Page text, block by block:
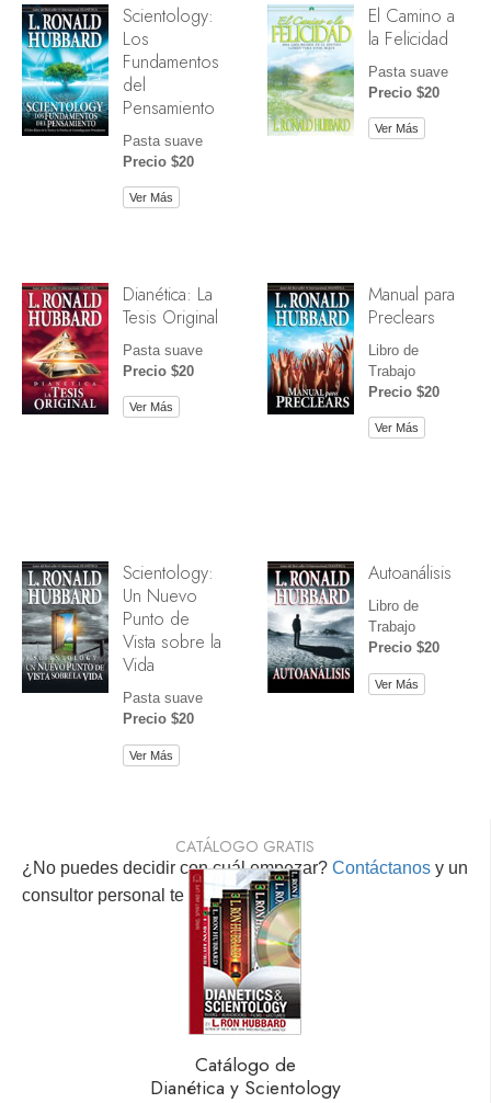
Scientology:
Los
Fundamentos
del
Pensamiento
Pasta suave
Precio $20
Ver Más
El Camino a
la Felicidad
Pasta suave
Precio $20
Ver Más
Dianética: La
Tesis Original
Pasta suave
Precio $20
Ver Más
Manual para
Preclears
Libro de
Trabajo
Precio $20
Ver Más
Scientology:
Un Nuevo
Punto de
Vista sobre la
Vida
Pasta suave
Precio $20
Ver Más
Autoanálisis
Libro de
Trabajo
Precio $20
Ver Más
¿No puedes decidir con cuál empezar? Contáctanos y un
consultor personal te ayudará.
CATÁLOGO GRATIS
Catálogo de
Dianética y Scientology